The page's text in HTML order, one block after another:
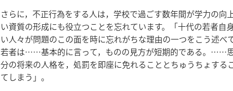
さらに，不正行為をする人は，学校で過ごす数年間が学力の向
い資質の形成にも役立つことを忘れています。「十代の若者自
い人々が問題のこの面を時に忘れがちな理由の一つをこう述べ
若者は……基本的に言って，ものの見方が短期的である。……
分の将来の人格を，処罰を即座に免れることとちゅうちょする
てしまう」。